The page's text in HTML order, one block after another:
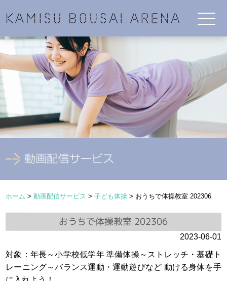
ホーム >動画配信サービス >子ども体操 > おうちで体操教室 202306
おうちで体操教室 202306
2023-06-01
対象：年長～小学校低学年 準備体操～ストレッチ・基礎ト
レーニング～バランス運動・運動遊びなど 動ける身体を手